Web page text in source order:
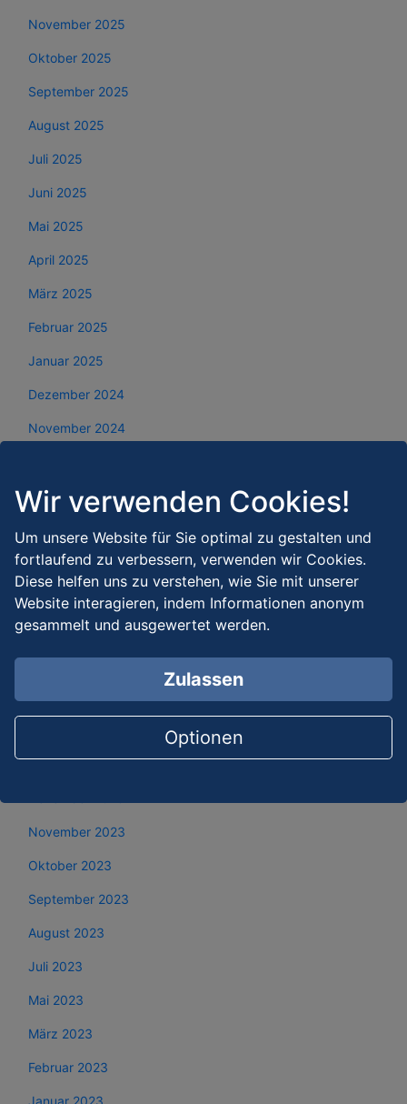
November 2025
Oktober 2025
September 2025
August 2025
Juli 2025
Juni 2025
Mai 2025
April 2025
März 2025
Februar 2025
Januar 2025
Dezember 2024
November 2024
September 2024
August 2024
Juli 2024
Juni 2024
Mai 2024
Januar 2024
November 2023
Oktober 2023
September 2023
August 2023
Juli 2023
Mai 2023
März 2023
Februar 2023
Wir verwenden Cookies!
Um unsere Website für Sie optimal zu gestalten und
fortlaufend zu verbessern, verwenden wir Cookies.
Diese helfen uns zu verstehen, wie Sie mit unserer
Website interagieren, indem Informationen anonym
gesammelt und ausgewertet werden.
Zulassen
Optionen